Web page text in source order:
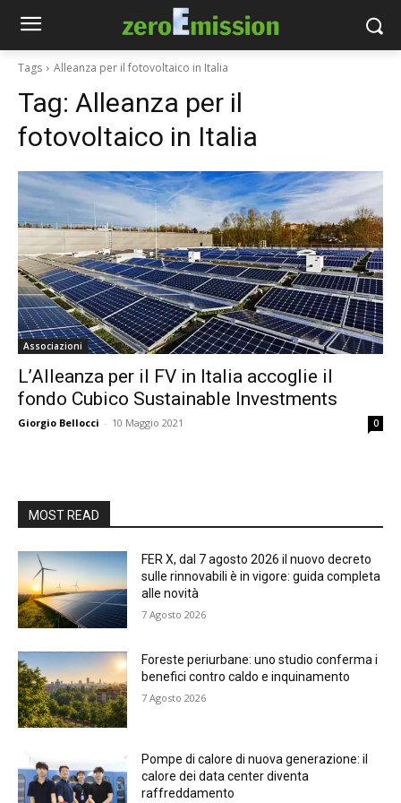
Tags Alleanza per il fotovoltaico in Italia
Tag: Alleanza per il
fotovoltaico in Italia
Associazioni
L’Alleanza per il FV in Italia accoglie il
fondo Cubico Sustainable Investments
Giorgio Bellocci - 10 Maggio 2021 0
MOST READ
FER X, dal 7 agosto 2026 il nuovo decreto
sulle rinnovabili è in vigore: guida completa
alle novità
7 Agosto 2026
Foreste periurbane: uno studio conferma i
benefici contro caldo e inquinamento
7 Agosto 2026
Pompe di calore di nuova generazione: il
calore dei data center diventa
raffreddamento